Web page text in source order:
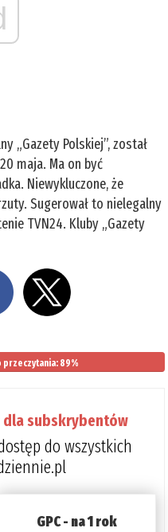
„Gazety Polskiej”, został
maja. Ma on być
Niewykluczone, że
Sugerował to nielegalny
TVN24. Kluby „Gazety
przeczytania: 89%
subskrybentów
do wszystkich
GPC - na 1 rok